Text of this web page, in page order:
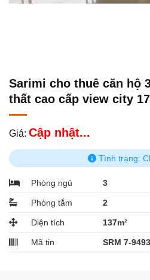
Sarimi cho thuê căn hộ
thất cao cấp view city
Giá: Cập nhật...
Tình trạng:
Phòng ngủ 3
Phòng tắm 2
Diện tích 137m²
Mã tin SRM 7-9493